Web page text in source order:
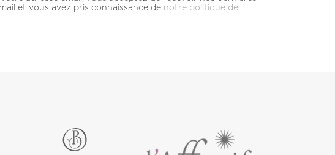
et vous avez pris connaissance de notre politique de